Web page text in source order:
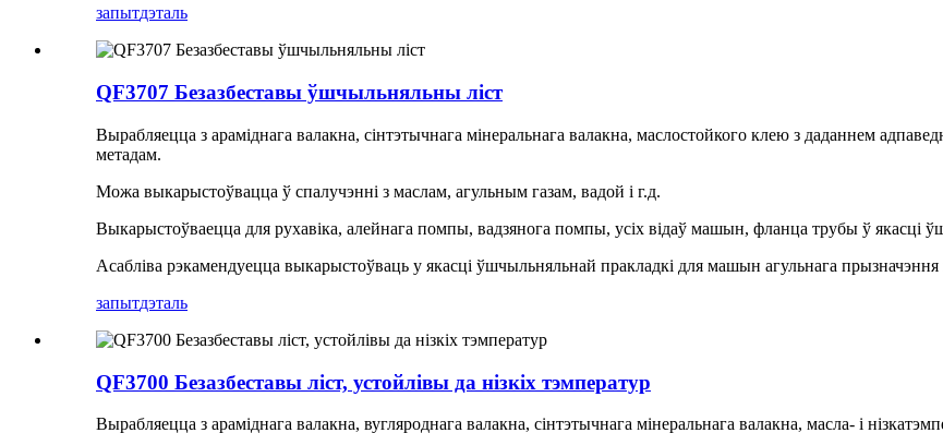
запытдэталь
QF3707 Безазбеставы ўшчыльняльны ліст
Вырабляецца з араміднага валакна, сінтэтычнага мінеральнага валакна, маслостойкого клею з даданнем
метадам.
Можа выкарыстоўвацца ў спалучэнні з маслам, агульным газам, вадой і г.д.
Выкарыстоўваецца для рухавіка, алейнага помпы, вадзянога помпы, усіх відаў машын, фланца трубы ў якасці
Асабліва рэкамендуецца выкарыстоўваць у якасці ўшчыльняльнай пракладкі для машын агульнага прызначэння
запытдэталь
QF3700 Безазбеставы ліст, устойлівы да нізкіх тэмператур
Вырабляецца з араміднага валакна, вугляроднага валакна, сінтэтычнага мінеральнага валакна, масла- і